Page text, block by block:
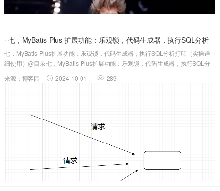
· 七，MyBatis-Plus 扩展功能：乐观锁，代码生成器，执行SQL分析
打印（实操详细使...
七，MyBatis-Plus扩展功能：乐观锁，代码生成器，执行SQL分析打印（实操详
细使用）@目录七，MyBatis-Plus扩展功能：乐观锁，代码生成器，执行SQL分
后：1.乐观锁首先我们需要先了解开发中的一...
来源：博客园 2024-10-01 289